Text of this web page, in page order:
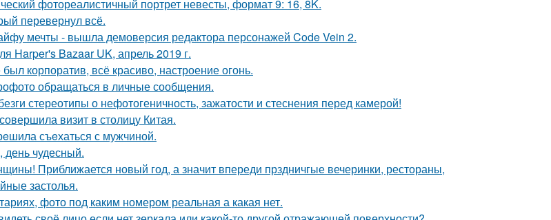
фотореалистичный портрет невесты, формат 9: 16, 8K.
перевернул всё.
мечты - вышла демоверсия редактора персонажей Code Vein 2.
Harper's Bazaar UK, апрель 2019 г.
корпоратив, всё красиво, настроение огонь.
обращаться в личные сообщения.
стереотипы о нефотогеничность, зажатости и стеснения перед камерой!
визит в столицу Китая.
съeхаться с мужчиной.
день чудесный.
Приближается новый год, а значит впереди прздничгые вечеринки, рестораны,
застолья.
фото под каким номером реальная а какая нет.